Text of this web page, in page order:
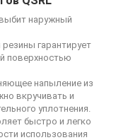
наружный
гарантирует
поверхностью
напыление из
вкручивать и
уплотнения.
быстро и легко
использования